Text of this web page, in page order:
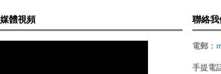
媒體視頻 聯絡我
電郵：
手提電